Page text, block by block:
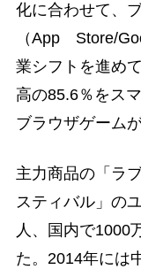
化に合わせて、
（App Store/
業シフトを進め
高の85.6％をス
ブラウザゲーム
主力商品の「ラ
スティバル」の
人、国内で1000
た。2014年には